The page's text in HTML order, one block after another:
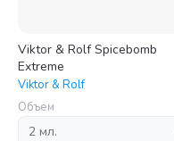
Viktor & Rolf Spicebomb
Extreme
Viktor & Rolf
Объем